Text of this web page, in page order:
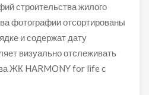
строительства жилого
фотографии отсортированы
и содержат дату
визуально отслеживать
ЖК HARMONY for life с